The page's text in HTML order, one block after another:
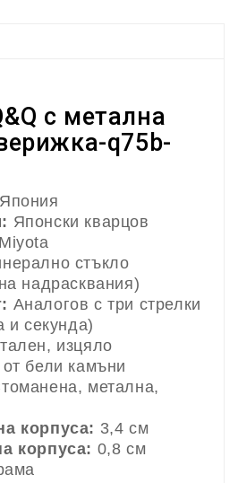
с метална
q75b-
Япония
Японски кварцов
стъкло
надрасквания)
Аналогов с три стрелки
и секунда)
изцяло
бели камъни
метална,
корпуса: 3,4 см
корпуса: 0,8 см